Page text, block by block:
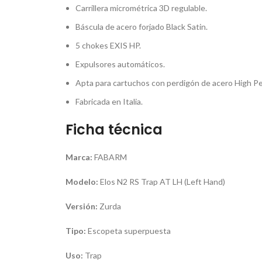
Carrillera micrométrica 3D regulable.
Báscula de acero forjado Black Satin.
5 chokes EXIS HP.
Expulsores automáticos.
Apta para cartuchos con perdigón de acero High
Fabricada en Italia.
Ficha técnica
Marca: FABARM
Modelo: Elos N2 RS Trap AT LH (Left Hand)
Versión: Zurda
Tipo: Escopeta superpuesta
Uso: Trap